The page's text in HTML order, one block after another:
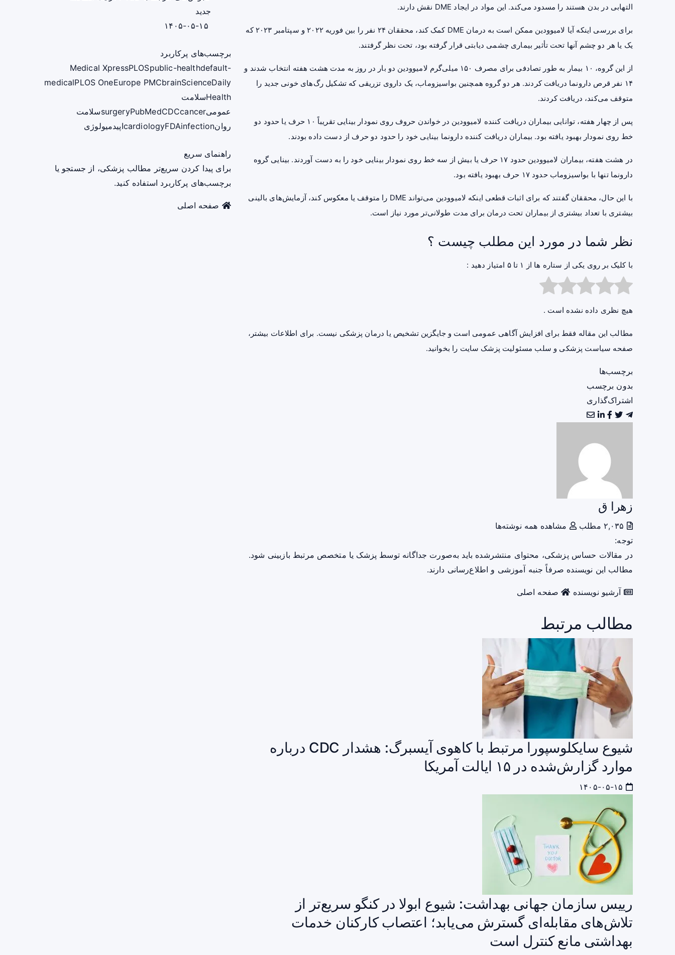
التهابی در بدن هستند را مسدود می‌کند. این مواد در ایجاد DME نقش دارند.
برای بررسی اینکه آیا لامیوودین ممکن است به درمان DME کمک کند، محققان ۲۴ نفر را بین فوریه ۲۰۲۲ و سپتامبر ۲۰۲۳ که
یک یا هر دو چشم آنها تحت تأثیر بیماری چشمی دیابتی قرار گرفته بود، تحت نظر گرفتند.
از این گروه، ۱۰ بیمار به طور تصادفی برای مصرف ۱۵۰ میلی‌گرم لامیوودین دو بار در روز به مدت هشت هفته انتخاب شدند و
۱۴ نفر قرص دارونما دریافت کردند. هر دو گروه همچنین بواسیزوماب، یک داروی تزریقی که تشکیل رگ‌های خونی جدید را
متوقف می‌کند، دریافت کردند.
پس از چهار هفته، توانایی بیماران دریافت کننده لامیوودین در خواندن حروف روی نمودار بینایی تقریباً ۱۰ حرف یا حدود دو
خط روی نمودار بهبود یافته بود. بیماران دریافت کننده دارونما بینایی خود را حدود دو حرف از دست داده بودند.
در هشت هفته، بیماران لامیوودین حدود ۱۷ حرف یا بیش از سه خط روی نمودار بینایی خود را به دست آوردند. بینایی گروه
دارونما تنها با بواسیزوماب حدود ۱۷ حرف بهبود یافته بود.
با این حال، محققان گفتند که برای اثبات قطعی اینکه لامیوودین می‌تواند DME را متوقف یا معکوس کند، آزمایش‌های بالینی
بیشتری با تعداد بیشتری از بیماران تحت درمان برای مدت طولانی‌تر مورد نیاز است.
نظر شما در مورد این مطلب چیست ؟
با کلیک بر روی یکی از ستاره ها از ۱ تا ۵ امتیاز دهید :
هیچ نظری داده نشده است .
مطالب این مقاله فقط برای افزایش آگاهی عمومی است و جایگزین تشخیص یا درمان پزشکی نیست. برای اطلاعات بیشتر،
صفحه سیاست پزشکی و سلب مسئولیت پزشک سایت را بخوانید.
برچسب‌ها
بدون برچسب
اشتراک‌گذاری
زهرا ق
مشاهده همه نوشته‌ها
توجه:
در مقالات حساس پزشکی، محتوای منتشرشده باید به‌صورت جداگانه توسط پزشک یا متخصص مرتبط بازبینی شود.
مطالب این نویسنده صرفاً جنبه آموزشی و اطلاع‌رسانی دارند.
آرشیو نویسنده صفحه اصلی
مطالب مرتبط
شیوع سایکلوسپورا مرتبط با کاهوی آیسبرگ: هشدار CDC درباره
موارد گزارش‌شده در ۱۵ ایالت آمریکا
رییس سازمان جهانی بهداشت: شیوع ابولا در کنگو سریع‌تر از
تلاش‌های مقابله‌ای گسترش می‌یابد؛ اعتصاب کارکنان خدمات
بهداشتی مانع کنترل است
جدید
برچسب‌های پرکاربرد
Medical XpressPLOSpublic-healthdefault-
medicalPLOS OneEurope PMCbrainScienceDaily
Healthسلامت
عمومی
surgeryPubMedCDCcancer
سلامت
روان
cardiologyFDAinfection اپیدمیولوژی
راهنمای سریع
برای پیدا کردن سریع‌تر مطالب پزشکی، از جستجو یا
برچسب‌های پرکاربرد استفاده کنید.
صفحه اصلی